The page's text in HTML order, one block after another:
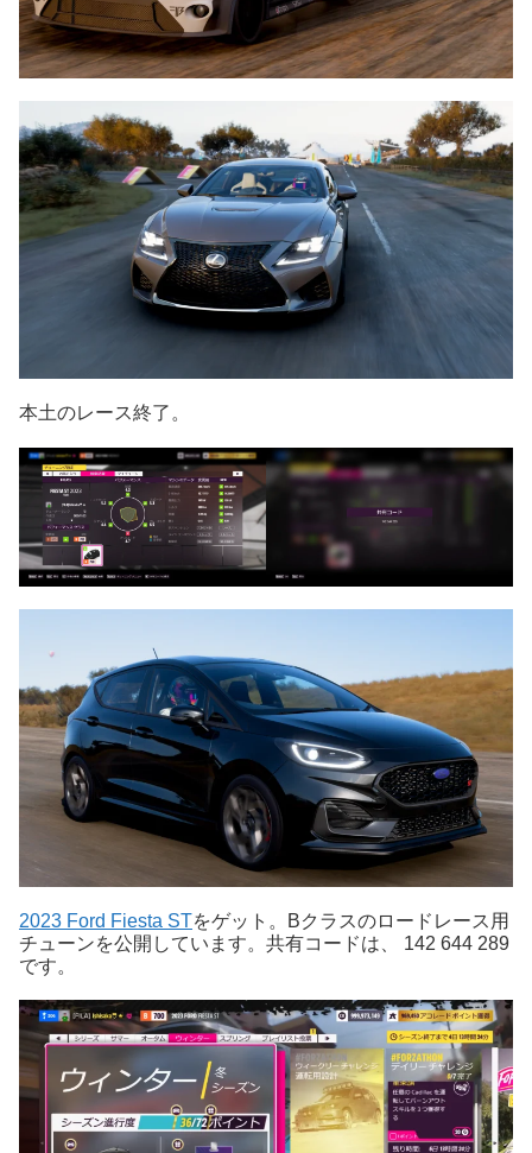
本土のレース終了。
2023 Ford Fiesta STをゲット。Bクラスのロードレース用
チューンを公開しています。共有コードは、 142 644 289
です。